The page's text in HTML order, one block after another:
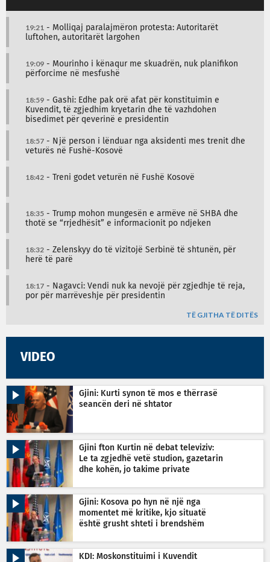
19:21 - Molliqaj paralajmëron protesta: Autoritarët
luftohen, autoritarët largohen
19:09 - Mourinho i kënaqur me skuadrën, nuk planifikon
përforcime në mesfushë
18:59 - Gashi: Edhe pak orë afat për konstituimin e
Kuvendit, të zgjedhim kryetarin dhe të vazhdohen
bisedimet për qeverinë e presidentin
18:57 - Një person i lënduar nga aksidenti mes trenit dhe
veturës në Fushë-Kosovë
18:42 - Treni godet veturën në Fushë Kosovë
18:35 - Trump mohon mungesën e armëve në SHBA dhe
thotë se “rrjedhësit” e informacionit po ndjeken
18:32 - Zelenskyy do të vizitojë Serbinë të shtunën, për
herë të parë
18:17 - Nagavci: Vendi nuk ka nevojë për zgjedhje të reja,
por për marrëveshje për presidentin
TË GJITHA TË DITËS
VIDEO
Gjini: Kurti synon të mos e thërrasë
seancën deri në shtator
Gjini fton Kurtin në debat televiziv:
Le ta zgjedhë vetë studion, gazetarin
dhe kohën, jo takime private
Gjini: Kosova po hyn në një nga
momentet më kritike, kjo situatë
është grusht shteti i brendshëm
KDI: Moskonstituimi i Kuvendit